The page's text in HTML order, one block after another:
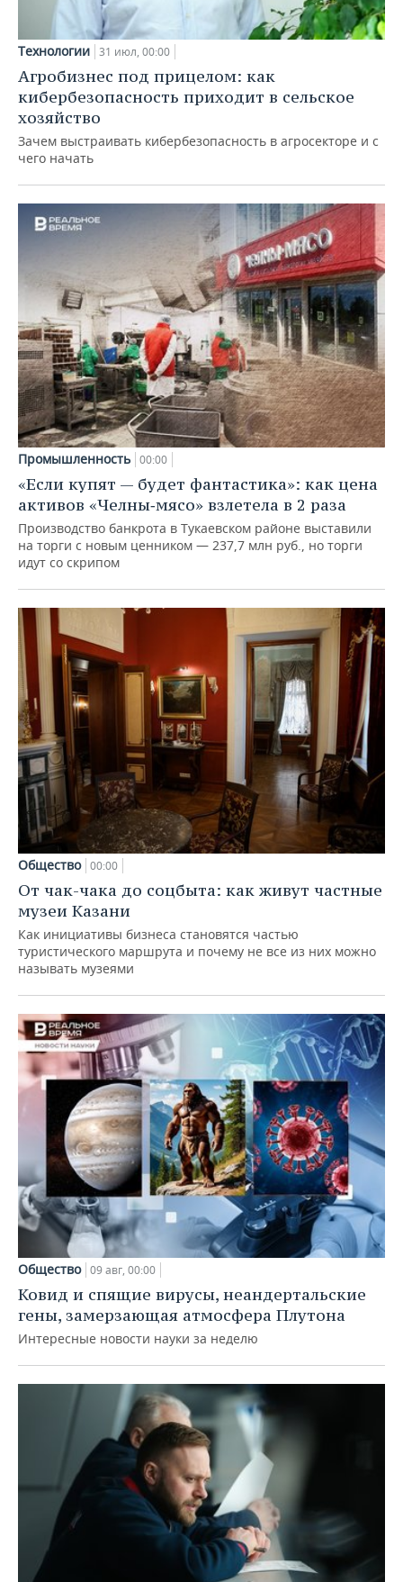
Технологии 31 июл, 00:00
Агробизнес под прицелом: как
кибербезопасность приходит в сельское
хозяйство
Зачем выстраивать кибербезопасность в агросекторе и с
чего начать
Промышленность 00:00
«Если купят — будет фантастика»: как цена
активов «Челны‑мясо» взлетела в 2 раза
Производство банкрота в Тукаевском районе выставили
на торги с новым ценником — 237,7 млн руб., но торги
идут со скрипом
Общество 00:00
От чак-чака до соцбыта: как живут частные
музеи Казани
Как инициативы бизнеса становятся частью
туристического маршрута и почему не все из них можно
называть музеями
Общество 09 авг, 00:00
Ковид и спящие вирусы, неандертальские
гены, замерзающая атмосфера Плутона
Интересные новости науки за неделю